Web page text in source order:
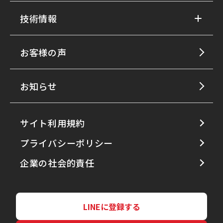
LINEに登録する
技術情報
お客様の声
お知らせ
サイト利用規約
プライバシーポリシー
企業の社会的責任